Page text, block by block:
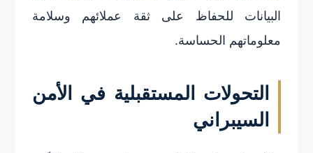
البيانات للحفاظ على ثقة عملائهم وسلامة
معلوماتهم الحساسة.
التحولات المستقبلية في الأمن
السيبراني